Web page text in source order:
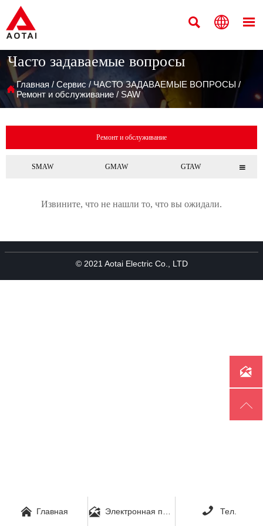
  
Часто задаваемые вопросы
Главная / Сервис / ЧАСТО ЗАДАВАЕМЫЕ ВОПРОСЫ /
Ремонт и обслуживание / SAW
Ремонт и обслуживание
SMAW GMAW GTAW 
Извините, что не нашли то, что вы ожидали.
© 2021 Aotai Electric Co., LTD
 Главная   Тел.

